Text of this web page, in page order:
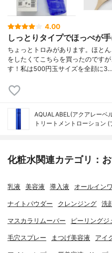
4.00
しっとりタイプでほっぺが
ちょっとトロみがあります。ほと
をしたくてこちらを買ったのです
す！私は500円玉サイズを全顔に3…
AQUALABEL(アクアレーベ
トリートメントローション
化粧水関連カテゴリ：
乳液 美容液 導入液 オールイン
ナイトパウダー クレンジング 洗
マスカラリムーバー ピーリング
毛穴スプレー まつげ美容液 アイ